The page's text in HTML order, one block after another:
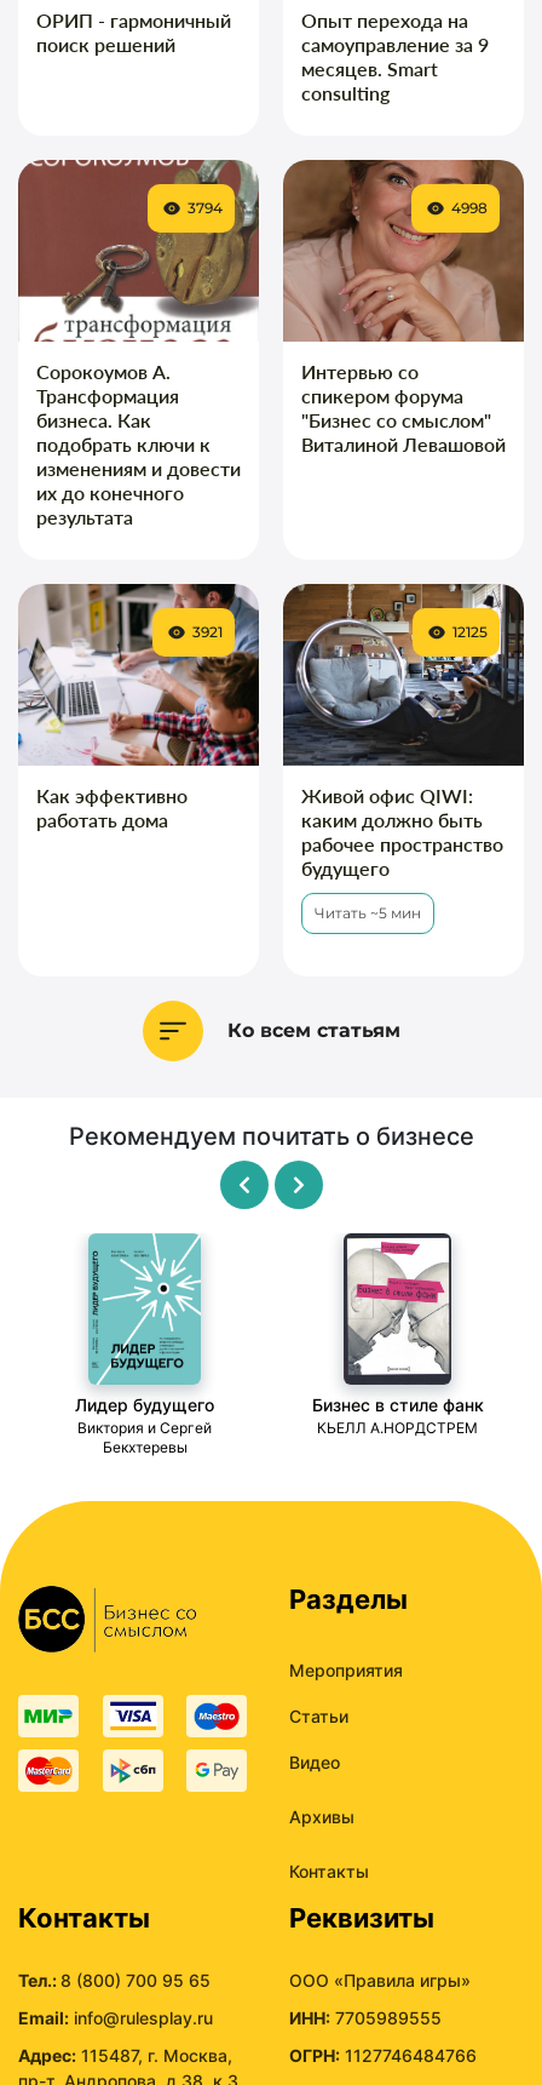
ОРИП - гармоничный
поиск решений
Опыт перехода на
самоуправление за 9
месяцев. Smart
consulting
Сорокоумов А.
Трансформация
бизнеса. Как
подобрать ключи к
изменениям и довести
их до конечного
результата
3794
Интервью со
спикером форума
"Бизнес со смыслом"
Виталиной Левашовой
4998
Как эффективно
работать дома
3921
Живой офис QIWI:
каким должно быть
рабочее пространство
будущего
Читать ~5 мин
12125
Ко всем статьям
Рекомендуем почитать о бизнесе
Лидер будущего
Виктория и Сергей
Бекхтеревы
Бизнес в стиле фанк
КЬЕЛЛ А.НОРДСТРЕМ
Разделы
Мероприятия
Статьи
Видео
Архивы
Контакты
Контакты
Тел.:8 (800) 700 95 65
Email: info@rulesplay.ru
Адрес: 115487, г. Москва,
пр-т. Андропова, д.38, к.3,
Реквизиты
ООО «Правила игры»
ИНН: 7705989555
ОГРН: 1127746484766